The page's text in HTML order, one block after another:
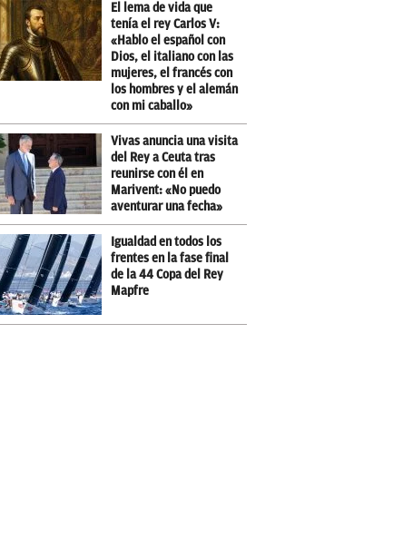
El lema de vida que
tenía el rey Carlos V:
«Hablo el español con
Dios, el italiano con las
mujeres, el francés con
los hombres y el alemán
con mi caballo»
Vivas anuncia una visita
del Rey a Ceuta tras
reunirse con él en
Marivent: «No puedo
aventurar una fecha»
Igualdad en todos los
frentes en la fase final
de la 44 Copa del Rey
Mapfre